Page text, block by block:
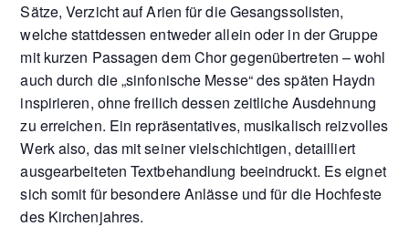
Sätze, Verzicht auf Arien für die Gesangssolisten,
welche stattdessen entweder allein oder in der Gruppe
mit kurzen Passagen dem Chor gegenübertreten – wohl
auch durch die „sinfonische Messe“ des späten Haydn
inspirieren, ohne freilich dessen zeitliche Ausdehnung
zu erreichen. Ein repräsentatives, musikalisch reizvolles
Werk also, das mit seiner vielschichtigen, detailliert
ausgearbeiteten Textbehandlung beeindruckt. Es eignet
sich somit für besondere Anlässe und für die Hochfeste
des Kirchenjahres.